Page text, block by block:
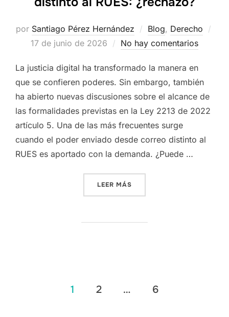
por Santiago Pérez Hernández Blog, Derecho
Publicado
17 de junio de 2026 No hay comentarios
La justicia digital ha transformado la manera en
que se confieren poderes. Sin embargo, también
ha abierto nuevas discusiones sobre el alcance de
las formalidades previstas en la Ley 2213 de 2022
artículo 5. Una de las más frecuentes surge
cuando el poder enviado desde correo distinto al
RUES es aportado con la demanda. ¿Puede …
LEER MÁS
Paginación
1 2 … 6